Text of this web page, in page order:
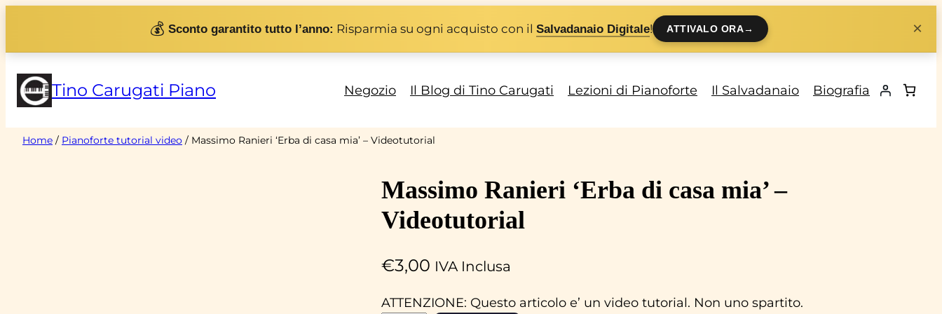
contenuto
💰 Sconto garantito tutto l’anno: Risparmia su ogni acquisto con ilSalvadanaio Digitale! ATTIVALO ORA→ ×
Tino Carugati Piano Negozio Il Blog di Tino Carugati Lezioni di Pianoforte Il Salvadanaio Biografia
Home / Pianoforte tutorial video / Massimo Ranieri ‘Erba di casa mia’ – Videotutorial
Massimo Ranieri ‘Erba di casa mia’ –
Videotutorial
€3,00 IVA Inclusa
ATTENZIONE: Questo articolo e’ un video tutorial. Non uno spartito.